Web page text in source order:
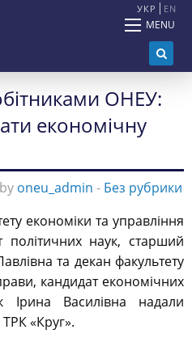
УКР EN
MENU
ОНЕУ:
економічну
oneu_admin - Без рубрики
економіки та управління
політичних наук, старший
та декан факультету
кандидат економічних
Василівна надали
«Круг».